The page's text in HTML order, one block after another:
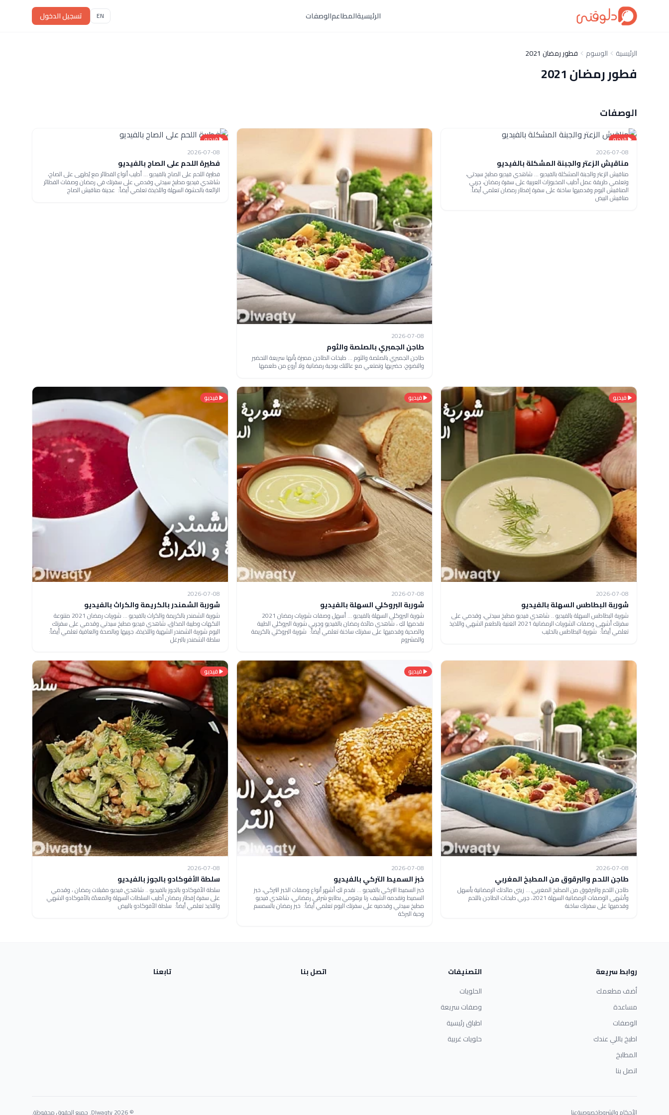
الرئيسيةالمطاعمالوصفات EN تسجيل الدخول
الرئيسية الوسوم فطور رمضان 2021
فطور رمضان 2021
الوصفات
فيديو
2026-07-08
مناقيش الزعتر والجبنة المشكلة بالفيديو
مناقيش الزعتر والجبنة المشكلة بالفيديو ... شاهدي فيديو مطبخ سيدتي،
وتعلمي طريقة عمل أطيب المخبوزات العربية على سفرة رمضان، جربي
المناقيش اليوم وقدميها ساخنة على سفرة إفطار رمضان تعلمي أيضاً:
مناقيش البيض
2026-07-08
طاجن الجمبري بالصلصة والثوم
طاجن الجمبري بالصلصة والثوم ... طبخات الطاجن مميزة بأنها سريعة التحضير
والنضوج، حضريها وتمتعي مع عائلتك بوجبة رمضانية ولا أروع من طعمها
فيديو
2026-07-08
فطيرة اللحم على الصاج بالفيديو
فطيرة اللحم على الصاج بالفيديو ... أطيب أنواع الفطائر مع يُطهى على الصاج،
شاهدي فيديو مطبخ سيدتي وقدمي على سفرتك في رمضان وصفات الفطائر
الرائعة بالحشوة السهلة واللذيذة تعلمي أيضاً: عجينة مناقيش الصاج
فيديو
2026-07-08
شوربة البطاطس السهلة بالفيديو
شوربة البطاطس السهلة بالفيديو .. شاهدي فيديو مطبخ سيدتي، وقدمي على
سفرتك أشهى وصفات الشوربات الرمضانية 2021 الغنية بالطعم الشهي واللذيذ
تعلمي أيضاً: شوربة البطاطس بالحليب
فيديو
2026-07-08
شوربة البروكلي السهلة بالفيديو
شوربة البروكلي السهلة بالفيديو ... أسهل وصفات شوربات رمضان 2021
نقدمها لكِ ، شاهدي مائدة رمضان بالفيديو وجربي شوربة البروكلي الطيبة
والصحية وقدميها على سفرتك ساخنة تعلمي أيضاً: شوربة البروكلي بالكريمة
والمشروم
فيديو
2026-07-08
شوربة الشمندر بالكريمة والكراث بالفيديو
شوربة الشمندر بالكريمة والكراث بالفيديو ... شوربات رمضان 2021 متنوعة
النكهات وطيبة المذاق، شاهدي فيديو مطبخ سيدتي وقدمي على سفرتك
اليوم شوربة الشمندر الشهية واللذيذة، جربيها وبالصحة والعافية تعلمي أيضاً:
سلطة الشمندر بالبرغل
2026-07-08
طاجن اللحم والبرقوق من المطبخ المغربي
طاجن اللحم والبرقوق من المطبخ المغربي ... زيني مائدتك الرمضانية بأسهل
وأشهى الوصفات الرمضانية السهلة 2021، جربي طبخات الطاجن باللحم
وقدميها على سفرتك ساخنة
فيديو
2026-07-08
خبز السميط التركي بالفيديو
خبز السميط التركي بالفيديو ... نقدم لكِ أشهر أنواع وصفات الخبز التركي، خبز
السميط وتقدمه الشيف رنا برهومي بطابع شرقي رمضاني، شاهدي فيديو
مطبخ سيدتي وقدميه على سفرتك اليوم تعلمي أيضاً: خبز رمضان بالسمسم
وحبة البركة
فيديو
2026-07-08
سلطة الأفوكادو بالجوز بالفيديو
سلطة الأفوكادو بالجوز بالفيديو .. شاهدي فيديو مقبلات رمضان ، وقدمي
على سفرة إفطار رمضان أطيب السلطات السهلة والمعدّة بالأفوكادو الشهي
واللذيذ تعلمي أيضاً: سلطة الأفوكادو بالبيض
روابط سريعة
أضف مطعمك
مساعدة
الوصفات
اطبخ باللي عندك
المطابخ
اتصل بنا
التصنيفات
الحلويات
وصفات سريعة
اطباق رئيسية
حلويات غربية
اتصل بنا تابعنا
الأحكام والشروطخصوصيةعنا © 2026 Dlwaqty. جميع الحقوق محفوظة.